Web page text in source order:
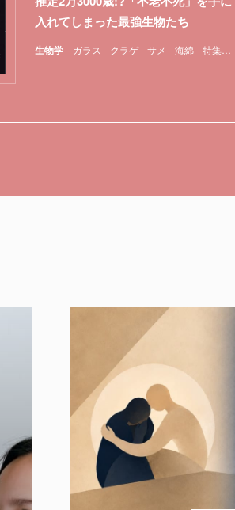
生物学 ガラス クラゲ サメ 海綿 特集
入れてしまった最強生物たち